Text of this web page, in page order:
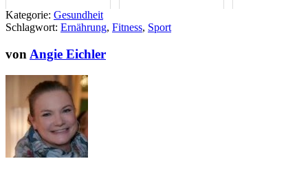
Kategorie: Gesundheit
Schlagwort: Ernährung, Fitness, Sport
von Angie Eichler